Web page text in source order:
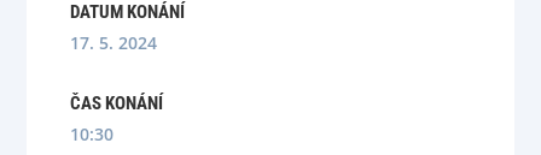
DATUM KONÁNÍ
17. 5. 2024
ČAS KONÁNÍ
10:30